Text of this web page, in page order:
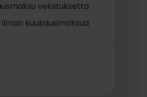
veloituksetta
ilman kuukausimaksua